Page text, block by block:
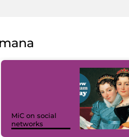
MiC on social
networks